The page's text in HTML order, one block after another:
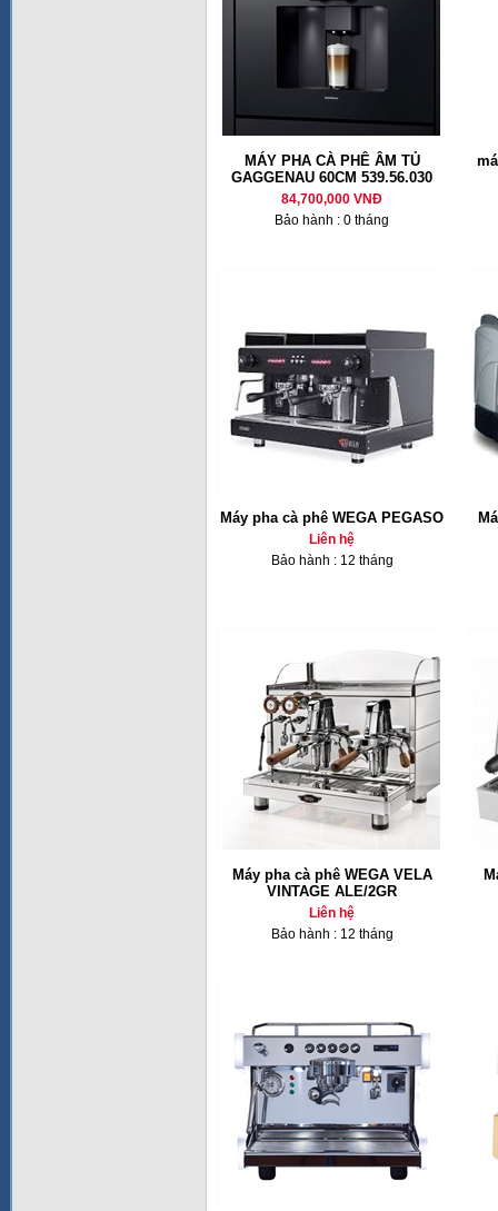
MÁY PHA CÀ PHÊ ÂM TỦ
GAGGENAU 60CM 539.56.030
84,700,000 VNĐ
Bảo hành : 0 tháng
Máy pha cà phê WEGA PEGASO
Liên hệ
Bảo hành : 12 tháng
Máy pha cà phê WEGA VELA
VINTAGE ALE/2GR
Liên hệ
Bảo hành : 12 tháng